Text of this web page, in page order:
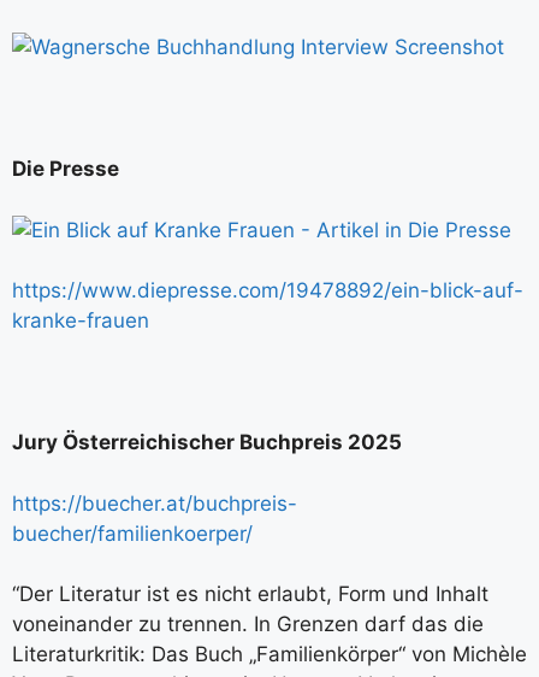
Die Presse
https://www.diepresse.com/19478892/ein-blick-auf-
kranke-frauen
Jury Österreichischer Buchpreis 2025
https://buecher.at/buchpreis-
buecher/familienkoerper/
“Der Literatur ist es nicht erlaubt, Form und Inhalt
voneinander zu trennen. In Grenzen darf das die
Literaturkritik: Das Buch „Familienkörper“ von Michèle